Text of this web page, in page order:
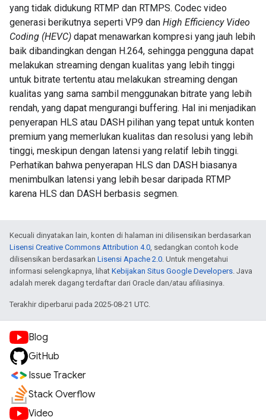
yang tidak didukung RTMP dan RTMPS. Codec video
generasi berikutnya seperti VP9 dan High Efficiency Video
Coding (HEVC) dapat menawarkan kompresi yang jauh lebih
baik dibandingkan dengan H.264, sehingga pengguna dapat
melakukan streaming dengan kualitas yang lebih tinggi
untuk bitrate tertentu atau melakukan streaming dengan
kualitas yang sama sambil menggunakan bitrate yang lebih
rendah, yang dapat mengurangi buffering. Hal ini menjadikan
penyerapan HLS atau DASH pilihan yang tepat untuk konten
premium yang memerlukan kualitas dan resolusi yang lebih
tinggi, meskipun dengan latensi yang relatif lebih tinggi.
Perhatikan bahwa penyerapan HLS dan DASH biasanya
menimbulkan latensi yang lebih besar daripada RTMP
karena HLS dan DASH berbasis segmen.
Kecuali dinyatakan lain, konten di halaman ini dilisensikan berdasarkan
Lisensi Creative Commons Attribution 4.0, sedangkan contoh kode
dilisensikan berdasarkan Lisensi Apache 2.0. Untuk mengetahui
informasi selengkapnya, lihat Kebijakan Situs Google Developers. Java
adalah merek dagang terdaftar dari Oracle dan/atau afiliasinya.
Terakhir diperbarui pada 2025-08-21 UTC.
Blog
GitHub
Issue Tracker
Stack Overflow
Video